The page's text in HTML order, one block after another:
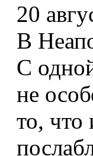
20
В
С
не
то, что